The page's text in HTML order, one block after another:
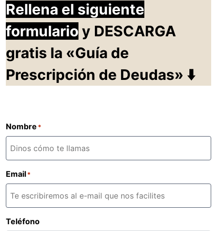
Rellena el siguiente
formularioy DESCARGA
gratis la «Guía de
Prescripción de Deudas» ⬇️
Nombre *
Email*
Teléfono